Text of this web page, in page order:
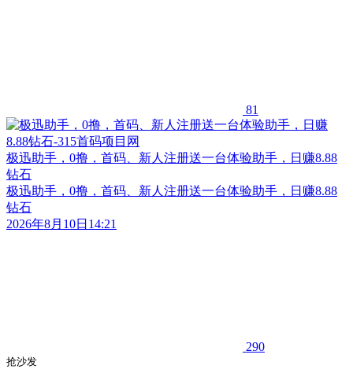
81
极迅助手，0撸，首码、新人注册送一台体验助手，日赚8.88
钻石
极迅助手，0撸，首码、新人注册送一台体验助手，日赚8.88
钻石
2026年8月10日14:21
290
抢沙发